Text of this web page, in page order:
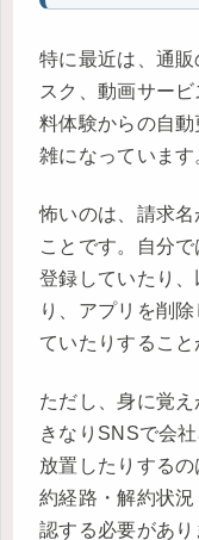
特に最近は、通
スク、動画サー
料体験からの自
雑になっています
怖いのは、請求
ことです。自分
登録していたり
り、アプリを削
ていたりすること
ただし、身に覚
きなりSNSで会
放置したりする
約経路・解約状
認する必要があり